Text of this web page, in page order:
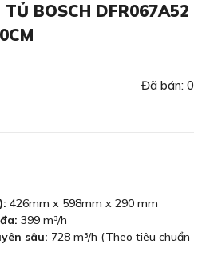
BOSCH DFR067A52
Đã bán: 0
426mm x 598mm x 290 mm
399 m³/h
sâu: 728 m³/h (Theo tiêu chuẩn